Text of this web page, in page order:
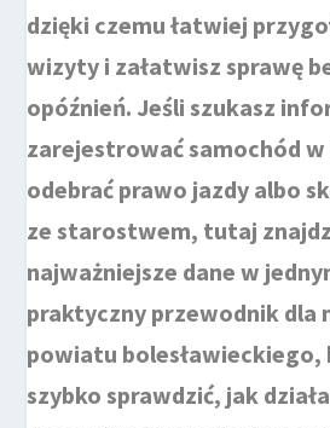
dzięki czemu łatwiej
wizyty i załatwisz sprawę
opóźnień. Jeśli szukasz
zarejestrować samochód w
odebrać prawo jazdy albo
ze starostwem, tutaj
najważniejsze dane w
praktyczny przewodnik dla
powiatu bolesławieckiego,
szybko sprawdzić, jak